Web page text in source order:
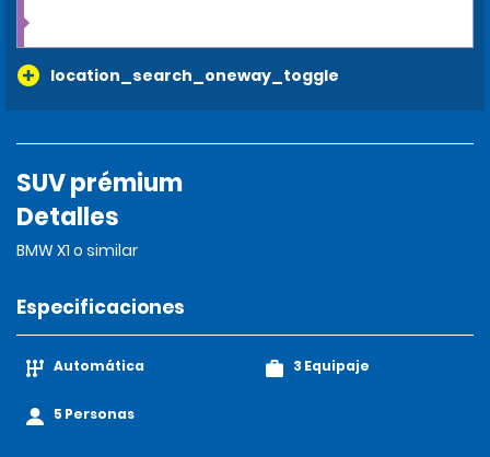
location_search_oneway_toggle
SUV prémium
Detalles
BMW X1 o similar
Especificaciones
Automática
5 Personas
3 Equipaje